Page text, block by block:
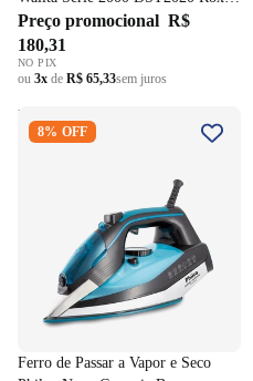
220V
Preço promocional R$
180,31
NO PIX
ou 3x de R$ 65,33sem juros
Ferro de Passar a Vapor e Seco
Philco Nano Ceramic Base em
8% OFF
Ferro de Passar a Vapor e Seco